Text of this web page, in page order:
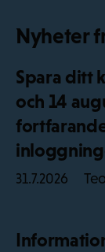
Nyheter
Spara ditt
och 14
31.7.2026